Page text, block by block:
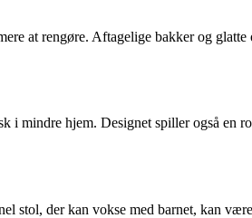
at rengøre. Aftagelige bakker og
i mindre hjem. Designet spiller også en
der kan vokse med barnet, kan